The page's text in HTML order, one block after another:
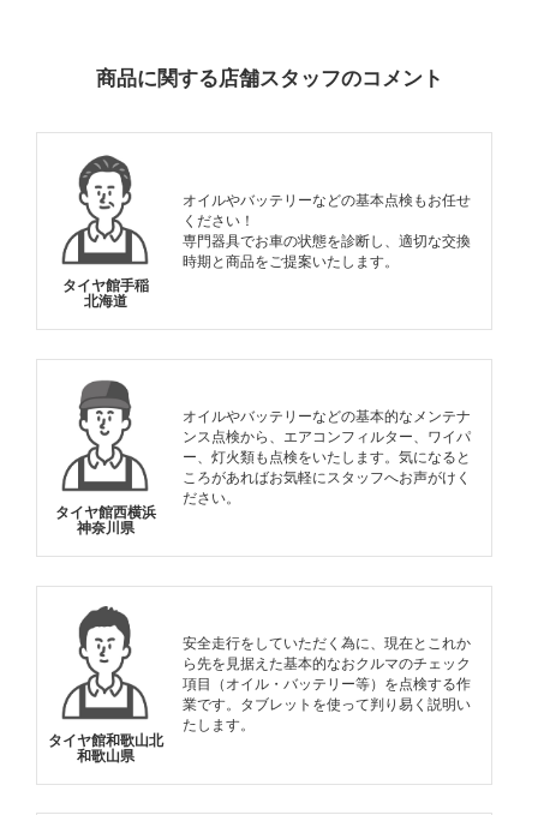
商品に関する店舗スタッフのコメント
タイヤ館手稲
北海道
オイルやバッテリーなどの基本点検もお任せ
ください！
専門器具でお車の状態を診断し、適切な交換
時期と商品をご提案いたします。
タイヤ館西横浜
神奈川県
オイルやバッテリーなどの基本的なメンテナ
ンス点検から、エアコンフィルター、ワイパ
ー、灯火類も点検をいたします。気になると
ころがあればお気軽にスタッフへお声がけく
ださい。
タイヤ館和歌山北
和歌山県
安全走行をしていただく為に、現在とこれか
ら先を見据えた基本的なおクルマのチェック
項目（オイル・バッテリー等）を点検する作
業です。タブレットを使って判り易く説明い
たします。